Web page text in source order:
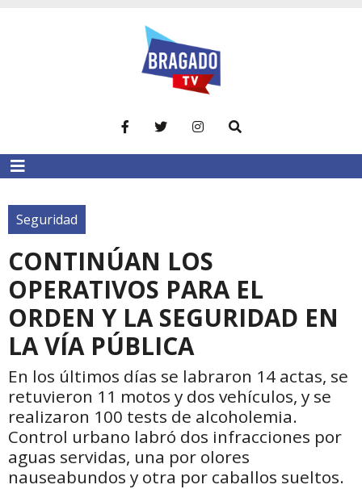
Seguridad
CONTINÚAN LOS
OPERATIVOS PARA EL
ORDEN Y LA SEGURIDAD EN
LA VÍA PÚBLICA
En los últimos días se labraron 14 actas, se
retuvieron 11 motos y dos vehículos, y se
realizaron 100 tests de alcoholemia.
Control urbano labró dos infracciones por
aguas servidas, una por olores
nauseabundos y otra por caballos sueltos.